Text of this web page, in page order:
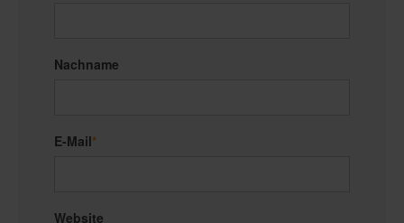
Nachname
E-Mail*
Website